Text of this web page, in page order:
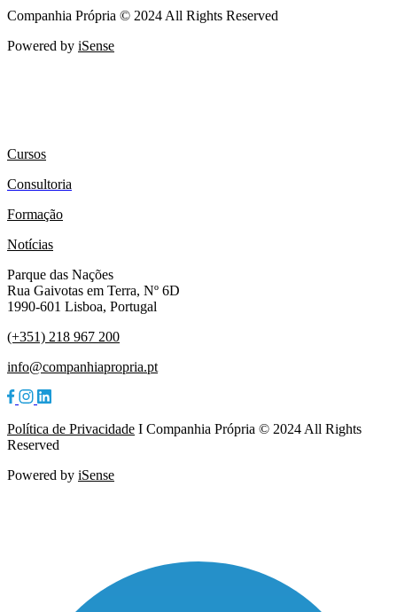
Companhia Própria © 2024 All Rights Reserved
Powered by iSense
Cursos
Consultoria
Formação
Notícias
Parque das Nações
Rua Gaivotas em Terra, Nº 6D
1990-601 Lisboa, Portugal
(+351) 218 967 200
info@companhiapropria.pt
Política de Privacidade I Companhia Própria © 2024 All Rights
Reserved
Powered by iSense